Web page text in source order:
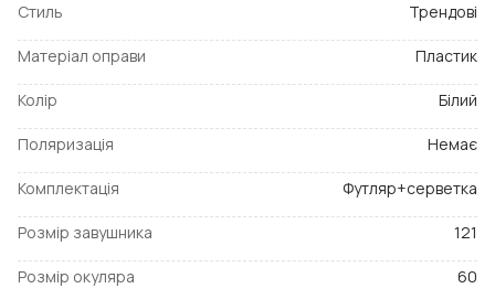
Стиль Трендові
Матеріал оправи Пластик
Колір Білий
Поляризація Немає
Комплектація Футляр+серветка
Розмір завушника 121
Розмір окуляра 60